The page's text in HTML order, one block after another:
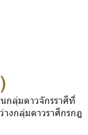
กลุ่มดาวจักรราศีที่
างกลุ่มดาวราศีกรกฎ